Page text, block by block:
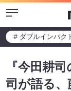
Menu
# ダブルインパク
『今田耕
司が語る、